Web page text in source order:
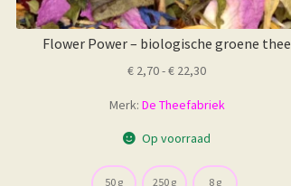
Flower Power – biologische groene thee
€ 2,70-€ 22,30Prijsklasse:
tot
Merk: De Theefabriek
Op voorraad
50 g 250 g 8 g